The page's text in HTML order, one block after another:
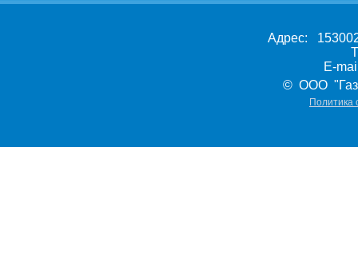
Адрес:
E-
© ООО
Политика